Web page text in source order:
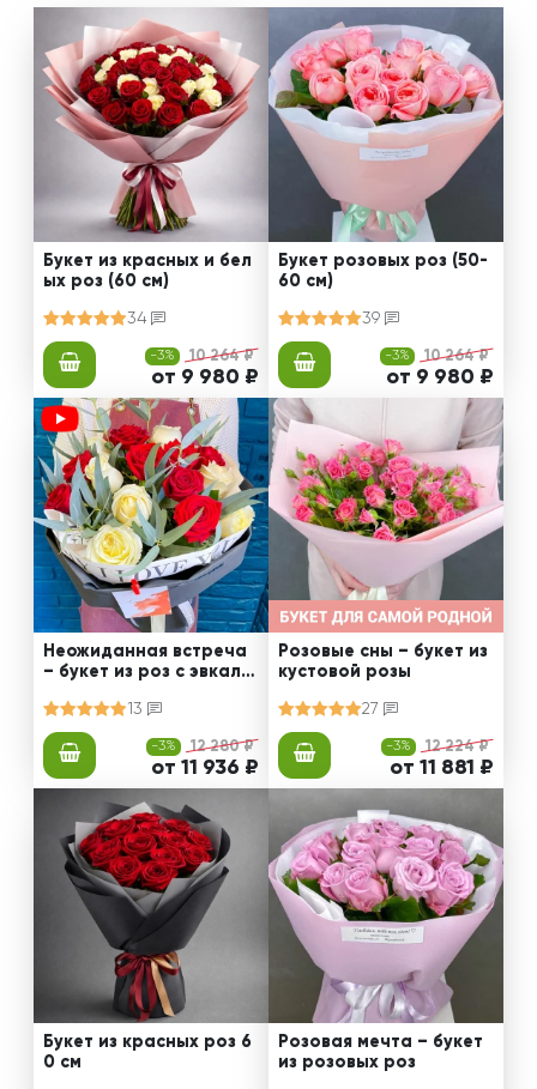
Букет из красных и бел
ых роз (60 см)
34
-3% 10 264 ₽
от 9 980 ₽
Букет розовых роз (50-
60 см)
39
-3% 10 264 ₽
от 9 980 ₽
Неожиданная встреча
– букет из роз с эвкали
13
-3% 12 280 ₽
от 11 936 ₽
Розовые сны – букет из
кустовой розы
27
-3% 12 224 ₽
от 11 881 ₽
Букет из красных роз 6
0 см
Розовая мечта – букет
из розовых роз